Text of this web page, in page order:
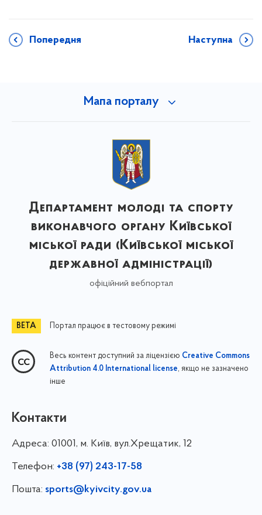
Попередня Наступна
Мапа порталу
Департамент молоді та спорту
виконавчого органу Київської
міської ради (Київської міської
державної адміністрації)
офіційний вебпортал
Портал працює в тестовому режимі
Весь контент доступний за ліцензією Creative Commons
Attribution 4.0 International license, якщо не зазначено
інше
Контакти
Адреса: 01001, м. Київ, вул.Хрещатик, 12
Телефон: +38 (97) 243-17-58
Пошта: sports@kyivcity.gov.ua